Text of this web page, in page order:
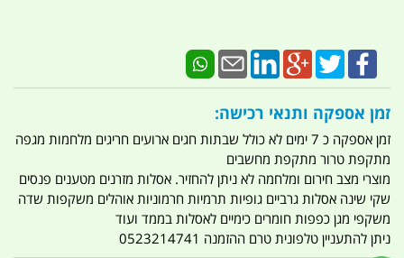
זמן אספקה ותנאי רכישה:
זמן אספקה כ 7 ימים לא כולל שבתות חגים ארועים חריגים מלחמות מגפה
מתקפת טרור מתקפת מחשבים
מוצרי מצב חירום ומלחמה לא ניתן להחזיר. אסלות מזרנים מטענים פנסים
שקי שינה אסלות גרביים גופיות תרמיות חרמוניות אוהלים משקפות שדה
משקפי מגן כפפות חומרים כימיים לאסלות בממד ועוד
ניתן להתעניין טלפונית טרם ההזמנה 0523214741